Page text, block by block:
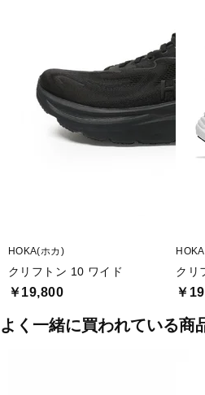
HOKA(ホカ)
クリフトン 10 ワイド
￥19,800
クリ
￥
よく一緒に買われている商